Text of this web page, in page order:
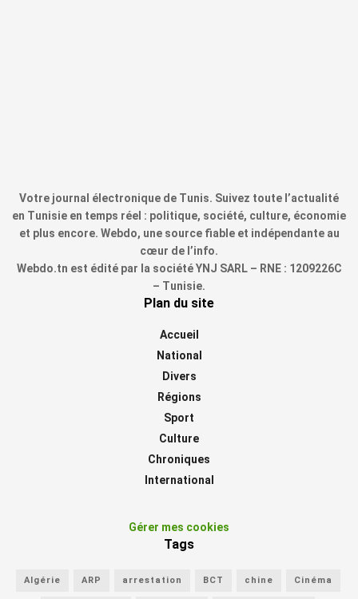
Votre journal électronique de Tunis. Suivez toute l’actualité
en Tunisie en temps réel : politique, société, culture, économie
et plus encore. Webdo, une source fiable et indépendante au
cœur de l’info.
Webdo.tn est édité par la société YNJ SARL – RNE : 1209226C
– Tunisie.
Plan du site
Accueil
National
Divers
Régions
Sport
Culture
Chroniques
International
Gérer mes cookies
Tags
Algérie ARP arrestation BCT chine Cinéma